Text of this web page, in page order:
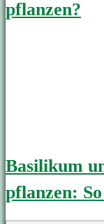
pflanzen?
Basilikum
pflanzen: